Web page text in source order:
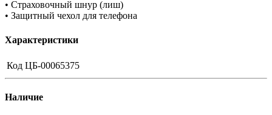
• Страховочный шнур (лиш)
• Защитный чехол для телефона
Характеристики
Код ЦБ-00065375
Наличие